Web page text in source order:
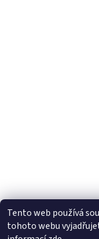
Tento web používá
tohoto webu